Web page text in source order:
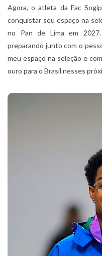
Agora, o atleta da Fac
conquistar seu espaço na
no Pan de Lima em
preparando junto com o
meu espaço na seleção e
ouro para o Brasil nesses